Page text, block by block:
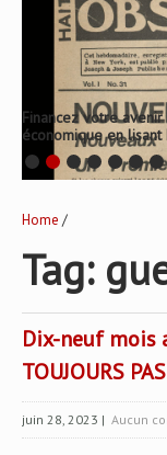
Financez votre avenir
économique en lisant
Home /
Tag:
Dix-neuf mois
TOUJOURS
juin 28, 2023 | Aucun